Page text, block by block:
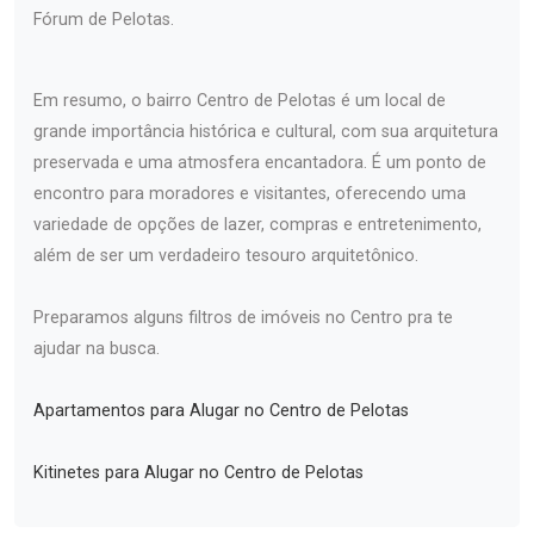
Fórum de Pelotas.
Em resumo, o bairro Centro de Pelotas é um local de
grande importância histórica e cultural, com sua arquitetura
preservada e uma atmosfera encantadora. É um ponto de
encontro para moradores e visitantes, oferecendo uma
variedade de opções de lazer, compras e entretenimento,
além de ser um verdadeiro tesouro arquitetônico.
Preparamos alguns filtros de imóveis no Centro pra te
ajudar na busca.
Apartamentos para Alugar no Centro de Pelotas
Kitinetes para Alugar no Centro de Pelotas